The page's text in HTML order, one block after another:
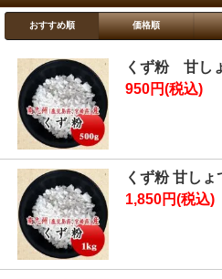
おすすめ順 価格順
くず粉 甘し
950円(税込)
くず粉 甘しょ
1,850円(税込)